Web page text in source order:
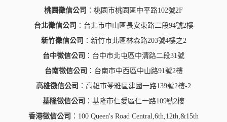
桃園徵信公司 ：桃園市桃園區中平路102號2F
台北徵信公司 ：台北市中山區長安東路二段94號2樓
新竹徵信公司 ：新竹市北區林森路203號4樓之2
台中徵信公司 ：台中市北屯區中清路二段31號
台南徵信公司 ：台南市中西區中山路91號2樓
高雄徵信公司 ：高雄市苓雅區建國一路139號2樓-2
基隆徵信公司 ：基隆市仁愛區仁一路109號2樓
香港徵信公司 ：100 Queen's Road Central,6th,12th,&15th